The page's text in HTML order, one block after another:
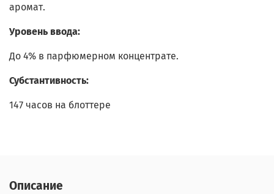
аромат.
Уровень ввода:
До 4% в парфюмерном концентрате.
Субстантивность:
147 часов на блоттере
Описание